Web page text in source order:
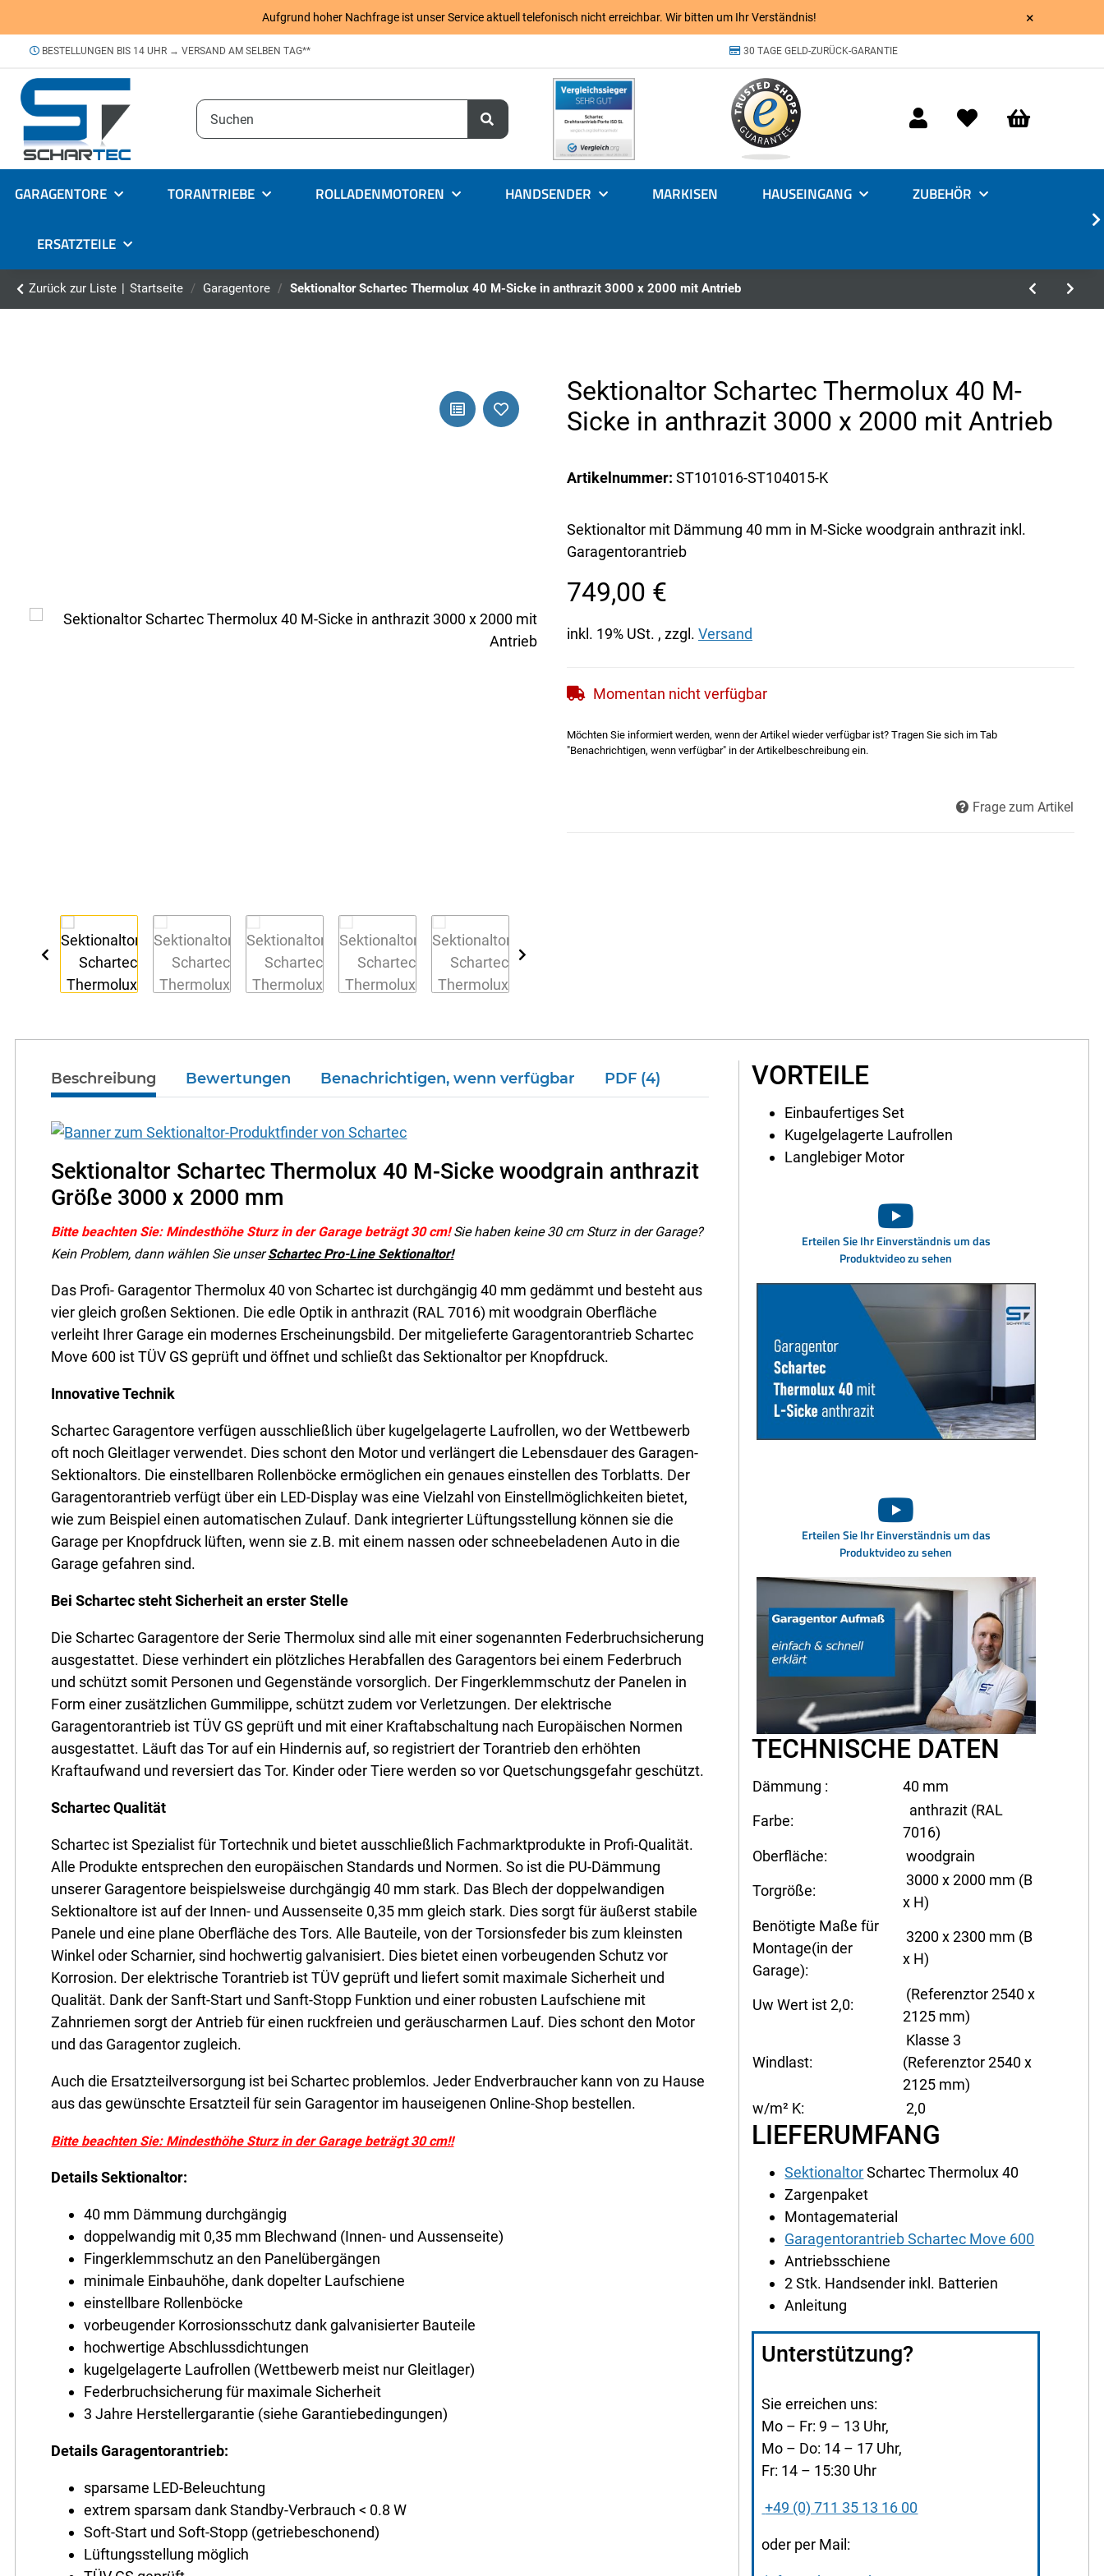
Aufgrund hoher Nachfrage ist unser Service aktuell telefonisch nicht erreichbar. Wir bitten um Ihr Verständnis! ×
BESTELLUNGEN BIS 14 UHR → VERSAND AM SELBEN TAG** 30 TAGE GELD-ZURÜCK-GARANTIE
GARAGENTORE TORANTRIEBE ROLLADENMOTOREN HANDSENDER MARKISEN HAUSEINGANG ZUBEHÖR
ERSATZTEILE
Zurück zur Liste Startseite Garagentore Sektionaltor Schartec Thermolux 40 M-Sicke in anthrazit 3000 x 2000 mit Antrieb
Sektionaltor Schartec Thermolux 40 M-
Sicke in anthrazit 3000 x 2000 mit Antrieb
Artikelnummer: ST101016-ST104015-K
Sektionaltor mit Dämmung 40 mm in M-Sicke woodgrain anthrazit inkl.
Garagentorantrieb
749,00 €
inkl. 19% USt. , zzgl. Versand
Momentan nicht verfügbar
Möchten Sie informiert werden, wenn der Artikel wieder verfügbar ist? Tragen Sie sich im Tab
"Benachrichtigen, wenn verfügbar" in der Artikelbeschreibung ein.
Frage zum Artikel
Beschreibung Bewertungen Benachrichtigen, wenn verfügbar PDF (4)
Sektionaltor Schartec Thermolux 40 M-Sicke woodgrain anthrazit
Größe 3000 x 2000 mm
Bitte beachten Sie: Mindesthöhe Sturz in der Garage beträgt 30 cm!Sie haben keine 30 cm Sturz in der Garage?
Kein Problem, dann wählen Sie unserSchartec Pro-Line Sektionaltor!
Das Profi- Garagentor Thermolux 40 von Schartec ist durchgängig 40 mm gedämmt und besteht aus
vier gleich großen Sektionen. Die edle Optik in anthrazit (RAL 7016) mit woodgrain Oberfläche
verleiht Ihrer Garage ein modernes Erscheinungsbild. Der mitgelieferte Garagentorantrieb Schartec
Move 600 ist TÜV GS geprüft und öffnet und schließt das Sektionaltor per Knopfdruck.
Innovative Technik
Schartec Garagentore verfügen ausschließlich über kugelgelagerte Laufrollen, wo der Wettbewerb
oft noch Gleitlager verwendet. Dies schont den Motor und verlängert die Lebensdauer des Garagen-
Sektionaltors. Die einstellbaren Rollenböcke ermöglichen ein genaues einstellen des Torblatts. Der
Garagentorantrieb verfügt über ein LED-Display was eine Vielzahl von Einstellmöglichkeiten bietet,
wie zum Beispiel einen automatischen Zulauf. Dank integrierter Lüftungsstellung können sie die
Garage per Knopfdruck lüften, wenn sie z.B. mit einem nassen oder schneebeladenen Auto in die
Garage gefahren sind.
Bei Schartec steht Sicherheit an erster Stelle
Die Schartec Garagentore der Serie Thermolux sind alle mit einer sogenannten Federbruchsicherung
ausgestattet. Diese verhindert ein plötzliches Herabfallen des Garagentors bei einem Federbruch
und schützt somit Personen und Gegenstände vorsorglich. Der Fingerklemmschutz der Panelen in
Form einer zusätzlichen Gummilippe, schützt zudem vor Verletzungen. Der elektrische
Garagentorantrieb ist TÜV GS geprüft und mit einer Kraftabschaltung nach Europäischen Normen
ausgestattet. Läuft das Tor auf ein Hindernis auf, so registriert der Torantrieb den erhöhten
Kraftaufwand und reversiert das Tor. Kinder oder Tiere werden so vor Quetschungsgefahr geschützt.
Schartec Qualität
Schartec ist Spezialist für Tortechnik und bietet ausschließlich Fachmarktprodukte in Profi-Qualität.
Alle Produkte entsprechen den europäischen Standards und Normen. So ist die PU-Dämmung
unserer Garagentore beispielsweise durchgängig 40 mm stark. Das Blech der doppelwandigen
Sektionaltore ist auf der Innen- und Aussenseite 0,35 mm gleich stark. Dies sorgt für äußerst stabile
Panele und eine plane Oberfläche des Tors. Alle Bauteile, von der Torsionsfeder bis zum kleinsten
Winkel oder Scharnier, sind hochwertig galvanisiert. Dies bietet einen vorbeugenden Schutz vor
Korrosion. Der elektrische Torantrieb ist TÜV geprüft und liefert somit maximale Sicherheit und
Qualität. Dank der Sanft-Start und Sanft-Stopp Funktion und einer robusten Laufschiene mit
Zahnriemen sorgt der Antrieb für einen ruckfreien und geräuscharmen Lauf. Dies schont den Motor
und das Garagentor zugleich.
Auch die Ersatzteilversorgung ist bei Schartec problemlos. Jeder Endverbraucher kann von zu Hause
aus das gewünschte Ersatzteil für sein Garagentor im hauseigenen Online-Shop bestellen.
Bitte beachten Sie: Mindesthöhe Sturz in der Garage beträgt 30 cm!!
Details Sektionaltor:
40 mm Dämmung durchgängig
doppelwandig mit 0,35 mm Blechwand (Innen- und Aussenseite)
Fingerklemmschutz an den Panelübergängen
minimale Einbauhöhe, dank dopelter Laufschiene
einstellbare Rollenböcke
vorbeugender Korrosionsschutz dank galvanisierter Bauteile
hochwertige Abschlussdichtungen
kugelgelagerte Laufrollen (Wettbewerb meist nur Gleitlager)
Federbruchsicherung für maximale Sicherheit
3 Jahre Herstellergarantie (siehe Garantiebedingungen)
Details Garagentorantrieb:
sparsame LED-Beleuchtung
extrem sparsam dank Standby-Verbrauch < 0.8 W
Soft-Start und Soft-Stopp (getriebeschonend)
Lüftungsstellung möglich
VORTEILE
Einbaufertiges Set
Kugelgelagerte Laufrollen
Langlebiger Motor
Erteilen Sie Ihr Einverständnis um das
Produktvideo zu sehen
Erteilen Sie Ihr Einverständnis um das
Produktvideo zu sehen
TECHNISCHE DATEN
Dämmung :
40 mm
Farbe:
anthrazit (RAL
7016)
Oberfläche:
woodgrain
Torgröße:
3000 x 2000 mm (B
x H)
Benötigte Maße für
Montage(in der
Garage):
3200 x 2300 mm (B
x H)
Uw Wert ist 2,0:
(Referenztor 2540 x
2125 mm)
Windlast:
Klasse 3
(Referenztor 2540 x
2125 mm)
w/m² K:
2,0
LIEFERUMFANG
SektionaltorSchartec Thermolux 40
Zargenpaket
Montagematerial
Garagentorantrieb Schartec Move 600
Antriebsschiene
2 Stk. Handsender inkl. Batterien
Anleitung
Unterstützung?
Sie erreichen uns:
Mo – Fr: 9 – 13 Uhr,
Mo – Do: 14 – 17 Uhr,
Fr: 14 – 15:30 Uhr
+49 (0) 711 35 13 16 00
oder per Mail: